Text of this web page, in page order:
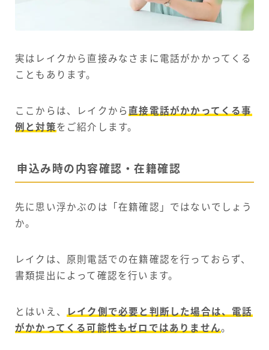
実はレイクから直接みなさまに電話がかかってくる
こともあります。
ここからは、レイクから直接電話がかかってくる事
例と対策をご紹介します。
申込み時の内容確認・在籍確認
先に思い浮かぶのは「在籍確認」ではないでしょう
か。
レイクは、原則電話での在籍確認を行っておらず、
書類提出によって確認を行います。
とはいえ、
レイク側で必要と判断した場合は、電話
がかかってくる可能性もゼロではありません。